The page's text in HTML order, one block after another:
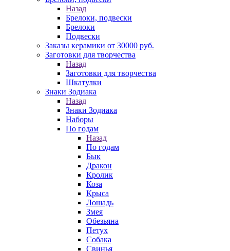
Назад
Брелоки, подвески
Брелоки
Подвески
Заказы керамики от 30000 руб.
Заготовки для творчества
Назад
Заготовки для творчества
Шкатулки
Знаки Зодиака
Назад
Знаки Зодиака
Наборы
По годам
Назад
По годам
Бык
Дракон
Кролик
Коза
Крыса
Лошадь
Змея
Обезьяна
Петух
Собака
Свинья